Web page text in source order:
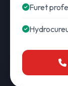
Furet